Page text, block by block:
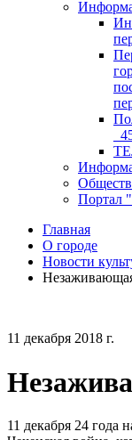
Портал
Главная
О городе
Новости
11 декабря 2018 г.
11 декабря 24 года